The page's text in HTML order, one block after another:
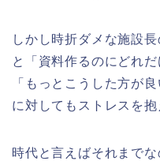
しかし時折ダメな施設
と「資料作るのにどれ
「もっとこうした方が
に対してもストレスを抱
時代と言えばそれまで